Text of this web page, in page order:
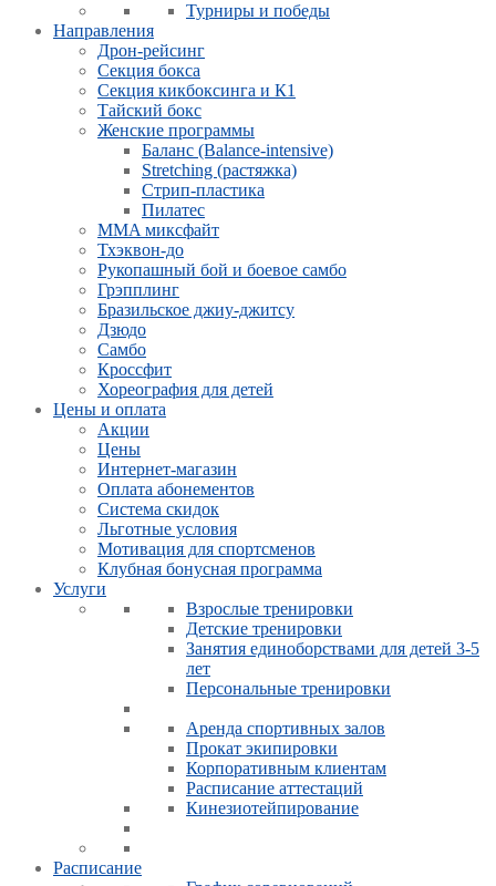
Турниры и победы
Направления
Дрон-рейсинг
Секция бокса
Секция кикбоксинга и К1
Тайский бокс
Женские программы
Баланс (Balance-intensive)
Stretching (растяжка)
Стрип-пластика
Пилатес
MMA миксфайт
Тхэквон-до
Рукопашный бой и боевое самбо
Грэпплинг
Бразильское джиу-джитсу
Дзюдо
Самбо
Кроссфит
Хореография для детей
Цены и оплата
Акции
Цены
Интернет-магазин
Оплата абонементов
Система скидок
Льготные условия
Мотивация для спортсменов
Клубная бонусная программа
Услуги
Взрослые тренировки
Детские тренировки
Занятия единоборствами для детей 3-5
лет
Персональные тренировки
Аренда спортивных залов
Прокат экипировки
Корпоративным клиентам
Расписание аттестаций
Кинезиотейпирование
Расписание